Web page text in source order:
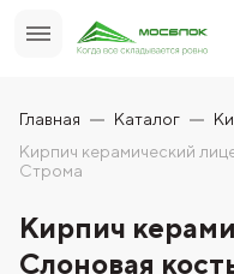
Главная Каталог
Кирпич керамический
Строма
Кирпич
Слоновая